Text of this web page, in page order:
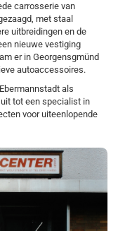
carrosserie van
met staal
uitbreidingen en de
nieuwe vestiging
er in Georgensgmünd
autoaccessoires.
als
tot een specialist in
voor uiteenlopende